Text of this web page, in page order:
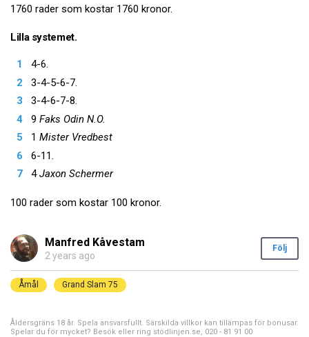
1760 rader som kostar 1760 kronor.
Lilla systemet.
4-6.
3-4-5-6-7.
3-4-6-7-8.
9 Faks Odin N.O.
1 Mister Vredbest
6-11.
4Jaxon Schermer
100 rader som kostar 100 kronor.
Manfred Kåvestam
2 years ago
Följ
Åmål Grand Slam 75
Åldersgräns 18 år. Spela ansvarsfullt. Särskilda villkor kan tillämpas för bonusar.
Spelar du för mycket? Besök eller ring stödlinjen.se, 020 - 81 91 00